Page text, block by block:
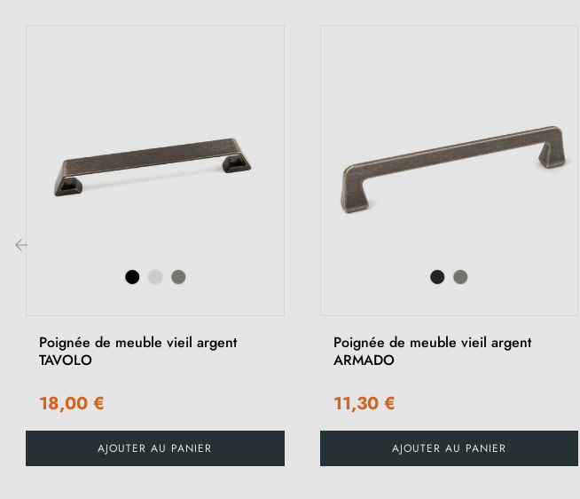
Poignée de meuble vieil argent
TAVOLO
18,00 €
AJOUTER AU PANIER
Poignée de meuble vieil argent
ARMADO
11,30 €
AJOUTER AU PANIER